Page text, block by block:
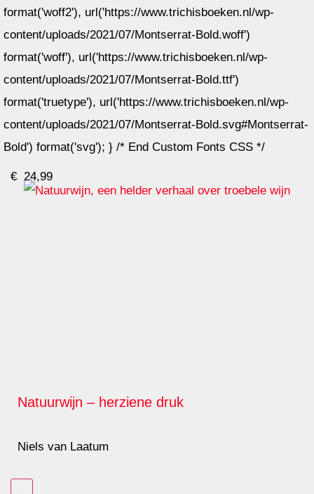
format('woff2'), url('https://www.trichisboeken.nl/wp-
content/uploads/2021/07/Montserrat-Bold.woff')
format('woff'), url('https://www.trichisboeken.nl/wp-
content/uploads/2021/07/Montserrat-Bold.ttf')
format('truetype'), url('https://www.trichisboeken.nl/wp-
content/uploads/2021/07/Montserrat-Bold.svg#Montserrat-
Bold') format('svg'); } /* End Custom Fonts CSS */
Natuurwijn – herziene druk
Niels van Laatum
€ 24,99